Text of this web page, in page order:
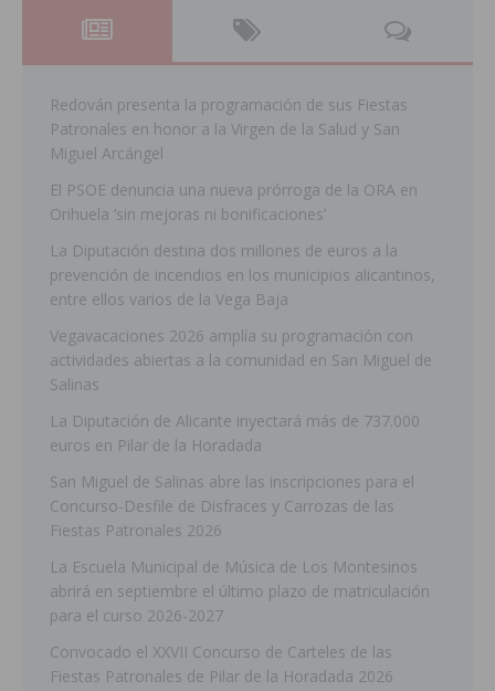
Redován presenta la programación de sus Fiestas
Patronales en honor a la Virgen de la Salud y San
Miguel Arcángel
El PSOE denuncia una nueva prórroga de la ORA en
Orihuela ‘sin mejoras ni bonificaciones’
La Diputación destina dos millones de euros a la
prevención de incendios en los municipios alicantinos,
entre ellos varios de la Vega Baja
Vegavacaciones 2026 amplía su programación con
actividades abiertas a la comunidad en San Miguel de
Salinas
La Diputación de Alicante inyectará más de 737.000
euros en Pilar de la Horadada
San Miguel de Salinas abre las inscripciones para el
Concurso-Desfile de Disfraces y Carrozas de las
Fiestas Patronales 2026
La Escuela Municipal de Música de Los Montesinos
abrirá en septiembre el último plazo de matriculación
para el curso 2026-2027
Convocado el XXVII Concurso de Carteles de las
Fiestas Patronales de Pilar de la Horadada 2026